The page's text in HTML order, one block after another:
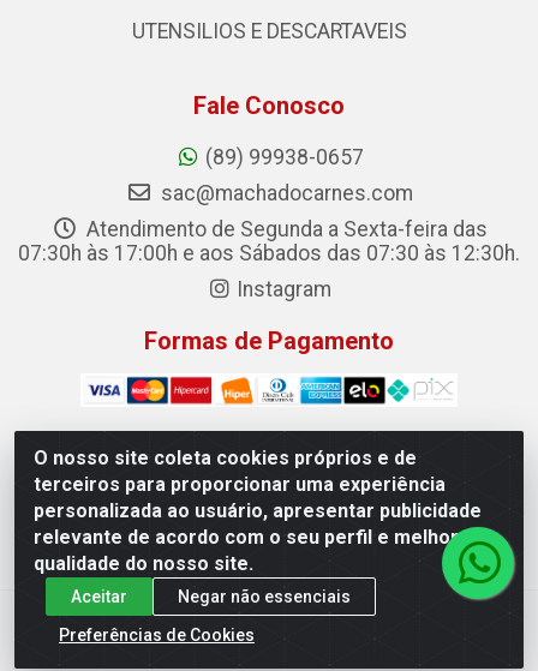
O nosso site coleta cookies próprios e de
terceiros para proporcionar uma experiência
personalizada ao usuário, apresentar publicidade
relevante de acordo com o seu perfil e melhorar a
qualidade do nosso site.
Aceitar
Negar não essenciais
Preferências de Cookies
UTENSILIOS E DESCARTAVEIS
Fale Conosco
(89) 99938-0657
sac@machadocarnes.com
Atendimento de Segunda a Sexta-feira das
07:30h às 17:00h e aos Sábados das 07:30 às 12:30h.
Instagram
Formas de Pagamento
Machado Carnes Distribuidora de Alimentos LTDA -
Logradouro: Avenida Candido Aleixo, 148 - Centro - Oeiras/PI
- CEP 64.500-000 - 31.391.008/0001-50